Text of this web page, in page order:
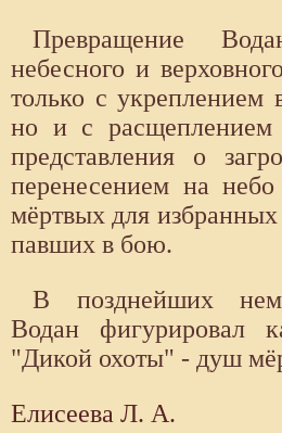
Превращение
небесного и
только с укреплением
но и с расщеплением
представления о
перенесением на небо
мёртвых для
павших в бою.
В позднейших
Водан фигурировал
"Дикой охоты" - душ
Елисеева Л. А.